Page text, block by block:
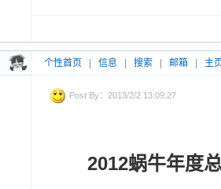
个性首页 信息 搜索 邮箱 主
Post By：2013/2/2 13:09:27
2012蜗牛年度